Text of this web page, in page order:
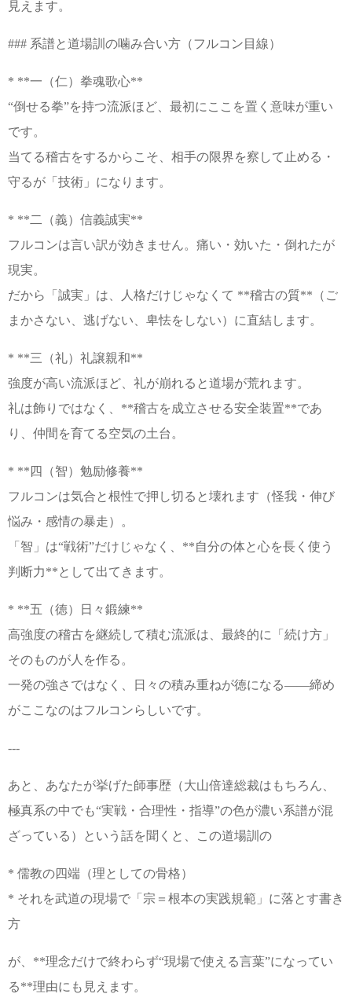
見えます。
### 系譜と道場訓の噛み合い方（フルコン目線）
* **一（仁）拳魂歌心**
“倒せる拳”を持つ流派ほど、最初にここを置く意味が重い
です。
当てる稽古をするからこそ、相手の限界を察して止める・
守るが「技術」になります。
* **二（義）信義誠実**
フルコンは言い訳が効きません。痛い・効いた・倒れたが
現実。
だから「誠実」は、人格だけじゃなくて **稽古の質**（ご
まかさない、逃げない、卑怯をしない）に直結します。
* **三（礼）礼譲親和**
強度が高い流派ほど、礼が崩れると道場が荒れます。
礼は飾りではなく、**稽古を成立させる安全装置**であ
り、仲間を育てる空気の土台。
* **四（智）勉励修養**
フルコンは気合と根性で押し切ると壊れます（怪我・伸び
悩み・感情の暴走）。
「智」は“戦術”だけじゃなく、**自分の体と心を長く使う
判断力**として出てきます。
* **五（徳）日々鍛練**
高強度の稽古を継続して積む流派は、最終的に「続け方」
そのものが人を作る。
一発の強さではなく、日々の積み重ねが徳になる——締め
がここなのはフルコンらしいです。
---
あと、あなたが挙げた師事歴（大山倍達総裁はもちろん、
極真系の中でも“実戦・合理性・指導”の色が濃い系譜が混
ざっている）という話を聞くと、この道場訓の
* 儒教の四端（理としての骨格）
* それを武道の現場で「宗＝根本の実践規範」に落とす書き
方
が、**理念だけで終わらず“現場で使える言葉”になってい
る**理由にも見えます。